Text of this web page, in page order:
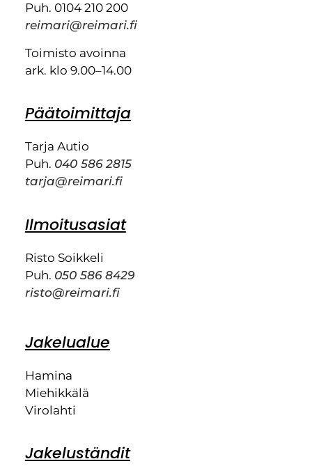
Puh. 0104 210 200
reimari@reimari.fi
Toimisto avoinna
ark. klo 9.00–14.00
Päätoimittaja
Tarja Autio
Puh. 040 586 2815
tarja@reimari.fi
Ilmoitusasiat
Risto Soikkeli
Puh. 050 586 8429
risto@reimari.fi
Jakelualue
Hamina
Miehikkälä
Virolahti
Jakeluständit